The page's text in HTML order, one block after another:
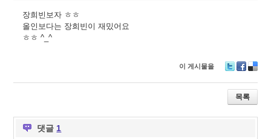
장희빈보자 ㅎㅎ
올인보다는 장희빈이 재밌어요
ㅎㅎ ^_^
이 게시물을
wi
er
ac
e
b
eli
ci
o
목록
댓글 1